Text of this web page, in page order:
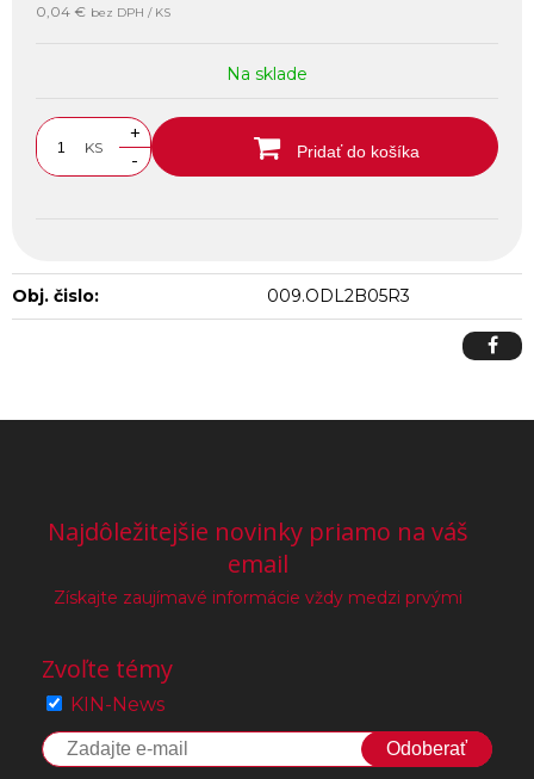
0,04 € bez DPH / KS
Na sklade
KS
+
-
Pridať do košíka
Obj. čislo: 009.ODL2B05R3
Najdôležitejšie novinky priamo na váš
email
Získajte zaujímavé informácie vždy medzi prvými
Zvoľte témy
KIN-News
Odoberať